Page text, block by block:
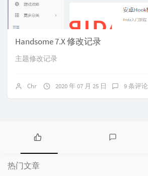
Handsome 7.X 修改记录
主题修改记录
Chr 2020 年 07 月 25 日 9 条评论
热
门
文
热门文章